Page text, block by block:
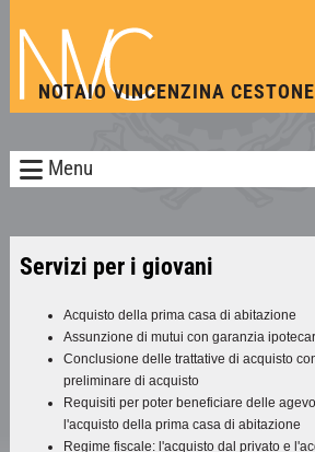
NOTAIO VINCENZINA CESTONE
Menu
Servizi per i giovani
Acquisto della prima casa di abitazione
Assunzione di mutui con garanzia
Conclusione delle trattative di acquisto
preliminare di acquisto
Requisiti per poter beneficiare delle
l'acquisto della prima casa di abitazione
Regime fiscale: l'acquisto dal privato e